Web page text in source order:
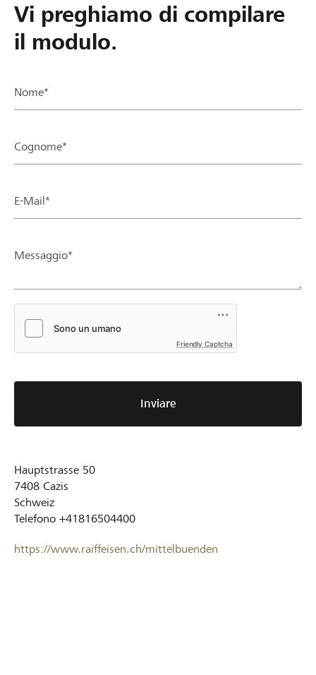
Vi preghiamo di compilare
il modulo.
Nome*
Cognome*
E-Mail*
Messaggio*
Friendly Captcha
Inviare
Hauptstrasse 50
7408 Cazis
Schweiz
Telefono +41816504400
https://www.raiffeisen.ch/mittelbuenden